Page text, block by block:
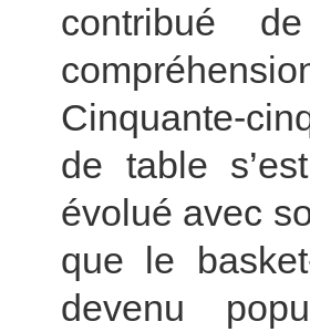
contribué
Cinquante-
de table
évolué avec
que le
devenu